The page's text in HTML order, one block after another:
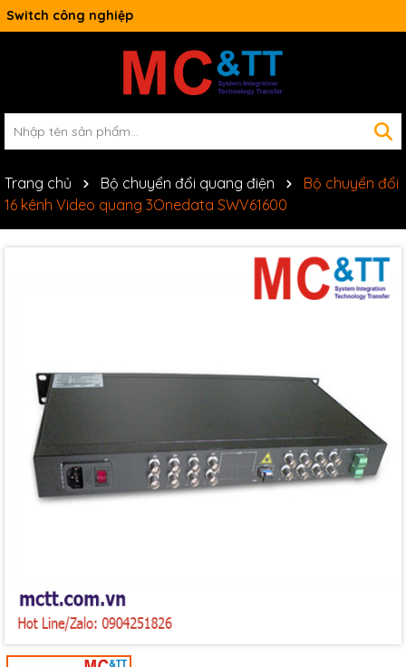
Switch công nghiệp
Trang chủ Bộ chuyển đổi quang điện
Bộ chuyển đổi
16 kênh Video quang 3Onedata SWV61600
Ngày hết hạn:
Điều kiện: